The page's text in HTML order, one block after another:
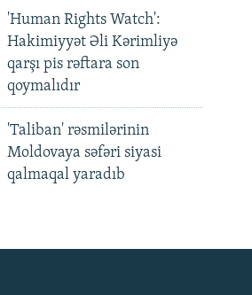
'Human Rights Watch':
Hakimiyyət Əli Kərimliyə
qarşı pis rəftara son
qoymalıdır
'Taliban' rəsmilərinin
Moldovaya səfəri siyasi
qalmaqal yaradıb